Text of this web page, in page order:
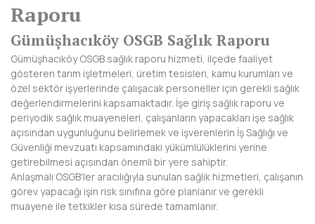
ARTVİN
AYDIN
BALIKESİR
BARTIN
BATMAN
BAYBURT
BİLECİK
Raporu
Gümüşhacıköy OSGB Sağlık Raporu
Gümüşhacıköy OSGB sağlık raporu hizmeti, ilçede faaliyet
gösteren tarım işletmeleri, üretim tesisleri, kamu kurumları ve
özel sektör işyerlerinde çalışacak personeller için gerekli sağlık
değerlendirmelerini kapsamaktadır. İşe giriş sağlık raporu ve
periyodik sağlık muayeneleri, çalışanların yapacakları işe sağlık
açısından uygunluğunu belirlemek ve işverenlerin İş Sağlığı ve
Güvenliği mevzuatı kapsamındaki yükümlülüklerini yerine
getirebilmesi açısından önemli bir yere sahiptir.
Anlaşmalı OSGB'ler aracılığıyla sunulan sağlık hizmetleri, çalışanın
görev yapacağı işin risk sınıfına göre planlanır ve gerekli
muayene ile tetkikler kısa sürede tamamlanır.